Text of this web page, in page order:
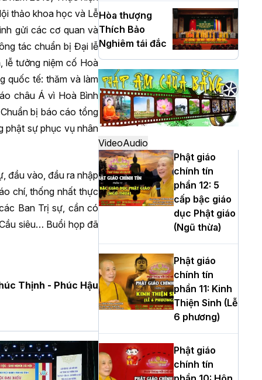
thảo khoa học và Lễ
gửi các cơ quan và
tác chuẩn bị Đại lễ
lễ tưởng niệm cố Hoà
quốc tế: thăm và làm
châu Á vì Hoà Bình
bị báo cáo tổng
phật sự phục vụ nhân
đầu vào, đầu ra nhập
chí, thống nhất thực
Ban Trị sự, cần có
siêu… Buổi họp đã
Thịnh - Phúc Hậu
Hòa thượng
Thích Bảo
Nghiêm tái đắc
cử Trưởng BTS
GHPGVN TP. Hà
Nội nhiệm kỳ
2026 - 2031
Hà Nội: Long
trọng lễ khởi
công xây dựng
Trung tâm văn
hóa Phật giáo
Thủ đô
học cuối cùng
khép lại khóa
sinh hoạt Phật
pháp mùa hè
lần thứ XIV tại
chùa Bằng
trong ngày tu
tập thứ tư của
VideoAudio
Phật giáo
chính tín
phần 12: 5
cấp bậc giáo
dục Phật giáo
(Ngũ thừa)
Phật giáo
chính tín
phần 11: Kinh
Thiện Sinh (Lễ
6 phương)
Phật giáo
chính tín